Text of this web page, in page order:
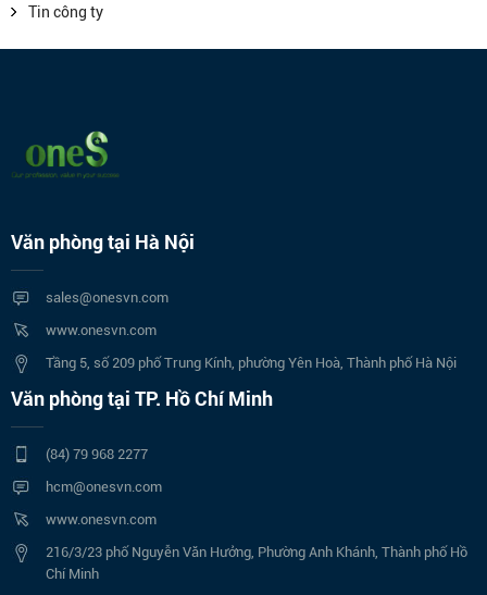
Tin công ty
Văn phòng tại Hà Nội
sales@onesvn.com
www.onesvn.com
Tầng 5, số 209 phố Trung Kính, phường Yên Hoà, Thành phố Hà Nội
Văn phòng tại TP. Hồ Chí Minh
(84) 79 968 2277
hcm@onesvn.com
www.onesvn.com
216/3/23 phố Nguyễn Văn Hưởng, Phường Anh Khánh, Thành phố Hồ
Chí Minh